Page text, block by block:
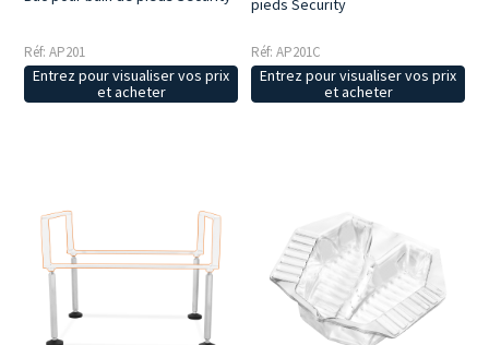
Réf: AP201
Entrez pour visualiser vos prix
et acheter
pieds Security
Réf: AP201C
Entrez pour visualiser vos prix
et acheter